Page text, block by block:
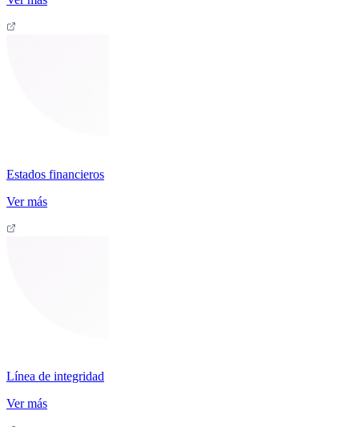
Estados financieros
Ver más
Línea de integridad
Ver más